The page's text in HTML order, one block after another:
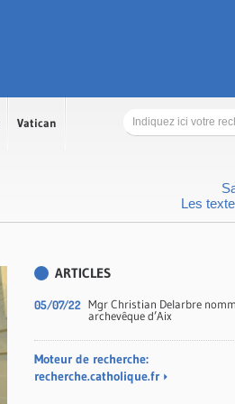
Vatican
Les
ARTICLES
05/07/22 Mgr Christian Delarbre
archevêque d’Aix
Moteur de recherche:
recherche.catholique.fr